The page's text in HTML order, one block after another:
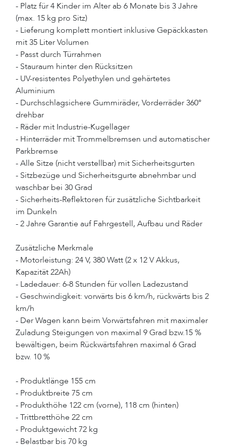
- Platz für 4 Kinder im Alter ab 6 Monate bis 3 Jahre
(max. 15 kg pro Sitz)
- Lieferung komplett montiert inklusive Gepäckkasten
mit 35 Liter Volumen
- Passt durch Türrahmen
- Stauraum hinter den Rücksitzen
- UV-resistentes Polyethylen und gehärtetes
Aluminium
- Durchschlagsichere Gummiräder, Vorderräder 360°
drehbar
- Räder mit Industrie-Kugellager
- Hinterräder mit Trommelbremsen und automatischer
Parkbremse
- Alle Sitze (nicht verstellbar) mit Sicherheitsgurten
- Sitzbezüge und Sicherheitsgurte abnehmbar und
waschbar bei 30 Grad
- Sicherheits-Reflektoren für zusätzliche Sichtbarkeit
im Dunkeln
- 2 Jahre Garantie auf Fahrgestell, Aufbau und Räder
Zusätzliche Merkmale
- Motorleistung: 24 V, 380 Watt (2 x 12 V Akkus,
Kapazität 22Ah)
- Ladedauer: 6-8 Stunden für vollen Ladezustand
- Geschwindigkeit: vorwärts bis 6 km/h, rückwärts bis 2
km/h
- Der Wagen kann beim Vorwärtsfahren mit maximaler
Zuladung Steigungen von maximal 9 Grad bzw.15 %
bewältigen, beim Rückwärtsfahren maximal 6 Grad
bzw. 10 %
- Produktlänge 155 cm
- Produktbreite 75 cm
- Produkthöhe 122 cm (vorne), 118 cm (hinten)
- Trittbretthöhe 22 cm
- Produktgewicht 72 kg
- Belastbar bis 70 kg